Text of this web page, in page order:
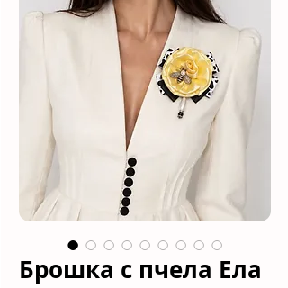
Брошка с пчела Ела